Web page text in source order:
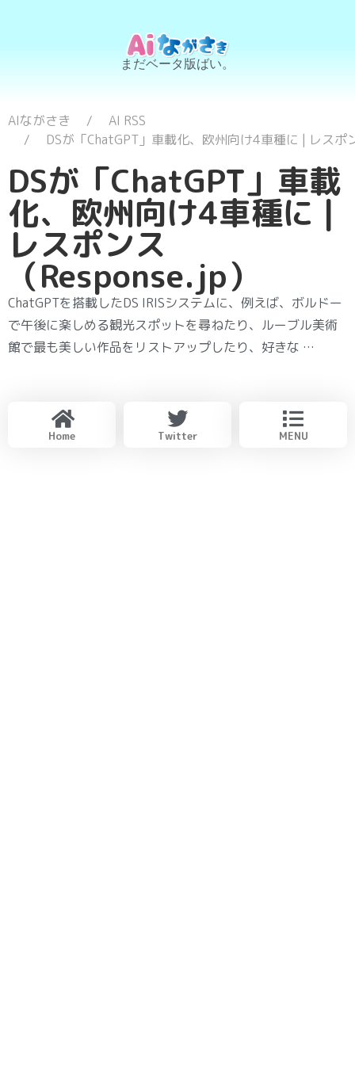
まだベータ版ばい。
AIながさき
AI RSS
DSが「ChatGPT」車載化、欧州向け4車種に | レスポ
DSが「ChatGPT」車載
化、欧州向け4車種に |
レスポンス
（Response.jp）
ChatGPTを搭載したDS IRISシステムに、例えば、ボルドー
で午後に楽しめる観光スポットを尋ねたり、ルーブル美術
館で最も美しい作品をリストアップしたり、好きな …
Home Twitter MENU